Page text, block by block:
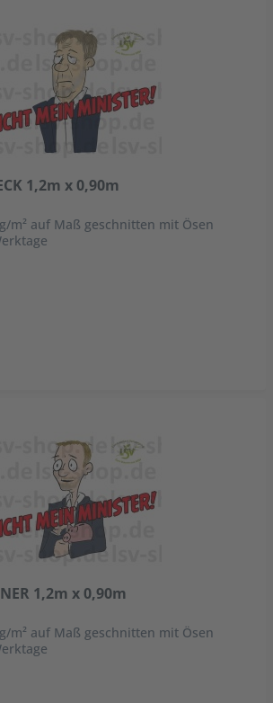
1,2m x 0,90m
m² auf Maß geschnitten mit Ösen
1,2m x 0,90m
m² auf Maß geschnitten mit Ösen